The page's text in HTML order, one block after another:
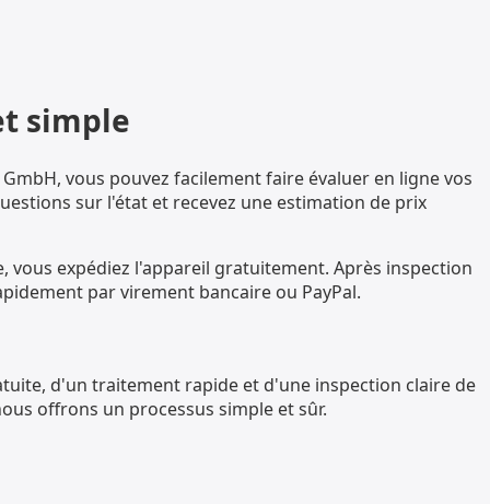
simple
vous pouvez facilement faire évaluer en ligne vos
sur l'état et recevez une estimation de prix
vous expédiez l'appareil gratuitement. Après inspection
par virement bancaire ou PayPal.
d'un traitement rapide et d'une inspection claire de
offrons un processus simple et sûr.